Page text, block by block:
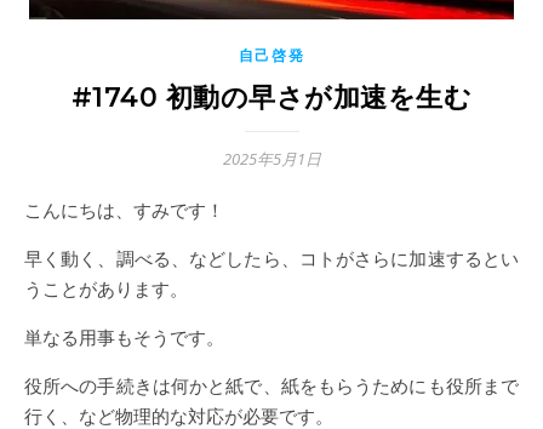
自己啓発
#1740 初動の早さが加速を生む
2025年5月1日
こんにちは、すみです！
早く動く、調べる、などしたら、コトがさらに加速するとい
うことがあります。
単なる用事もそうです。
役所への手続きは何かと紙で、紙をもらうためにも役所まで
行く、など物理的な対応が必要です。